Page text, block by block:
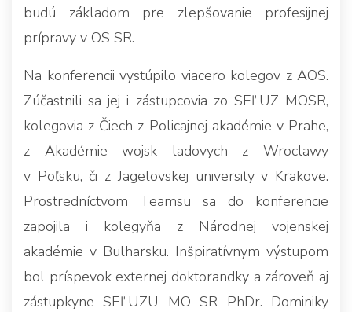
budú základom pre zlepšovanie profesijnej
prípravy v OS SR.
Na konferencii vystúpilo viacero kolegov z AOS.
Zúčastnili sa jej i zástupcovia zo SEĽUZ MOSR,
kolegovia z Čiech z Policajnej akadémie v Prahe,
z Akadémie wojsk ladovych z Wroclawy
v Poľsku, či z Jagelovskej university v Krakove.
Prostredníctvom Teamsu sa do konferencie
zapojila i kolegyňa z Národnej vojenskej
akadémie v Bulharsku. Inšpiratívnym výstupom
bol príspevok externej doktorandky a zároveň aj
zástupkyne SEĽUZU MO SR PhDr. Dominiky